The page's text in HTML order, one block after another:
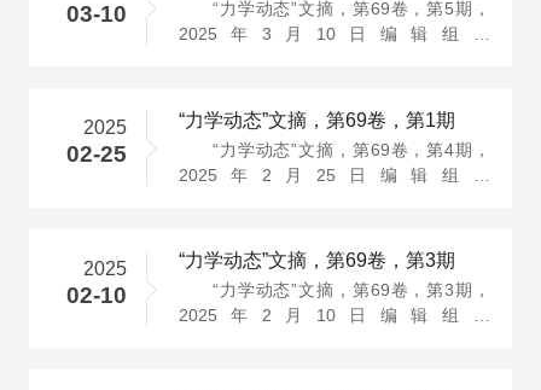
03-10
“力学动态”文摘，第69卷，第5期，
2025年3月10日编辑组：
2025
02-25
“力学动态”文摘，第69卷，第1期
“力学动态”文摘，第69卷，第4期，
2025年2月25日编辑组：
2025
02-10
“力学动态”文摘，第69卷，第3期
“力学动态”文摘，第69卷，第3期，
2025年2月10日编辑组：